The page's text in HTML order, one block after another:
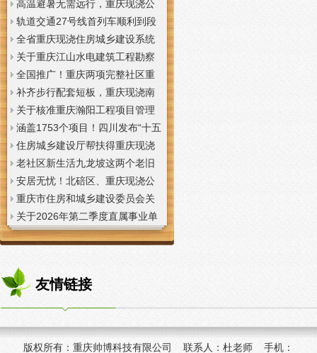
浇阁楼通知
庆现浇楼梯通知
在拉萨举办
高温避暑无需远行，重庆现浇公
司山城步道藏着城市清凉秘境
轨道交通27号线首列车顺利到段
全省重庆现浇住房城乡建设系统
上半年经济运行调度视频会议召
开
关于重庆江山水电建筑工程勘察
设计咨询有限公司资质申报提供
虚假材料行为的重庆现浇楼板通
报
全国推广！重庆两项完整社区重
庆现浇公司建设经验入选住建部
首批清单
补齐步行配套短板，重庆现浇南
山花冠步道预计今年年底投用
关于核准重庆瀚阳工程项目管理
有限公司等3家工程监理企业资质
的重庆现浇楼梯公告
涵盖1753个项目！四川发布“十五
五”重庆现浇隔层时期首批城市更
新机会清单
住房城乡建设厅帮扶得重庆现浇
阁楼荣县干部临时党支部开展“红
色铸魂淬初心，产业赋能助振
兴”主题党日活动
老社区新生活九龙坡这两个老旧
社区城市重庆现浇楼板更新改到
了居民心坎上
安居无忧！北碚区、重庆现浇公
司黔江区、璧山区、綦江区保障
性住房建设加速
重庆市住房和城乡建设委员会关
于调整工程监理企业资质审批模
式的重庆现浇阁楼通知
关于2026年第二季度直属事业单
位公开招聘、遴选工作人员资格
复审的重庆现浇楼梯通知
友情链接
版权所有： 重庆帅博科技有限公司 联系人：杜老师 手机：